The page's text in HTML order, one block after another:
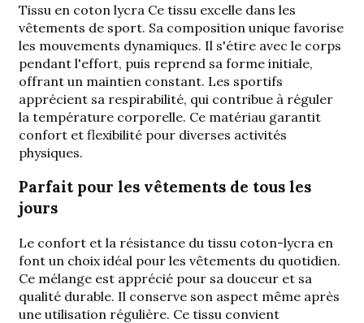
Tissu en coton lycra Ce tissu excelle dans les
vêtements de sport. Sa composition unique favorise
les mouvements dynamiques. Il s'étire avec le corps
pendant l'effort, puis reprend sa forme initiale,
offrant un maintien constant. Les sportifs
apprécient sa respirabilité, qui contribue à réguler
la température corporelle. Ce matériau garantit
confort et flexibilité pour diverses activités
physiques.
Parfait pour les vêtements de tous les
jours
Le confort et la résistance du tissu coton-lycra en
font un choix idéal pour les vêtements du quotidien.
Ce mélange est apprécié pour sa douceur et sa
qualité durable. Il conserve son aspect même après
une utilisation régulière. Ce tissu convient